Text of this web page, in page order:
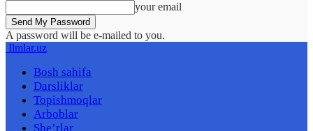
your email
A password will be e-mailed to you.
Ilmlar.uz
Bosh sahifa
Darsliklar
Topishmoqlar
Arboblar
She’rlar